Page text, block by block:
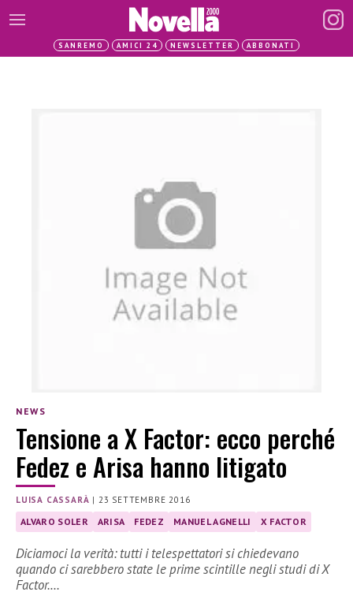
SANREMO AMICI 24 NEWSLETTER ABBONATI
NEWS
Tensione a X Factor: ecco perché
Fedez e Arisa hanno litigato
LUISA CASSARÀ | 23 SETTEMBRE 2016
ALVARO SOLER ARISA FEDEZ MANUEL AGNELLI X FACTOR
Diciamoci la verità: tutti i telespettatori si chiedevano
quando ci sarebbero state le prime scintille negli studi di X
Factor.…